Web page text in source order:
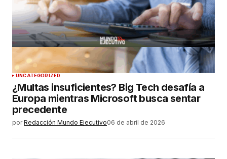
UNCATEGORIZED
¿Multas insuficientes? Big Tech desafía a
Europa mientras Microsoft busca sentar
precedente
por Redacción Mundo Ejecutivo06 de abril de 2026